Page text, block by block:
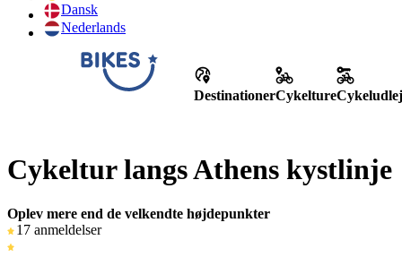
Dansk
Nederlands
DestinationerCykelture
Cykeltur langs Athens kystlinje
Oplev mere end de velkendte højdepunkter
17 anmeldelser